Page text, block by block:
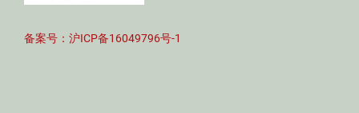
备案号：沪ICP备16049796号-1